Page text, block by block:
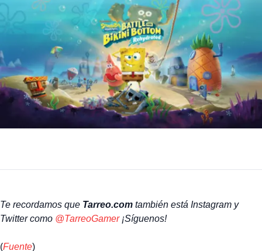
Te recordamos que Tarreo.com también está Instagram y
Twitter como @TarreoGamer¡Síguenos!
(Fuente)